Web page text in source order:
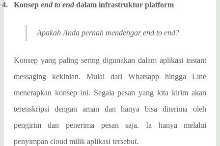
4. Konsep end to end dalam infrastruktur platform
Apakah Anda pernah mendengar end to end?
Konsep yang paling sering digunakan dalam aplikasi instant
messaging kekinian. Mulai dari Whatsapp hingga Line
menerapkan konsep ini. Segala pesan yang kita kirim akan
terenskripsi dengan aman dan hanya bisa diterima oleh
pengirim dan penerima pesan saja. Ia hanya melalui
penyimpan cloud milik aplikasi tersebut.